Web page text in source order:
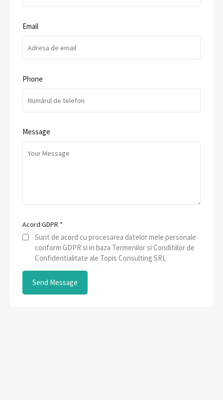
Email
Phone
Message
Acord GDPR *
Sunt de acord cu procesarea datelor mele personale
conform GDPR si in baza Termenilor si Conditiilor de
Confidentialitate ale Topis Consulting SRL